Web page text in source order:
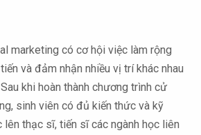
marketing có cơ hội việc làm rộng
và đảm nhận nhiều vị trí khác nhau
khi hoàn thành chương trình cử
sinh viên có đủ kiến thức và kỹ
thạc sĩ, tiến sĩ các ngành học liên